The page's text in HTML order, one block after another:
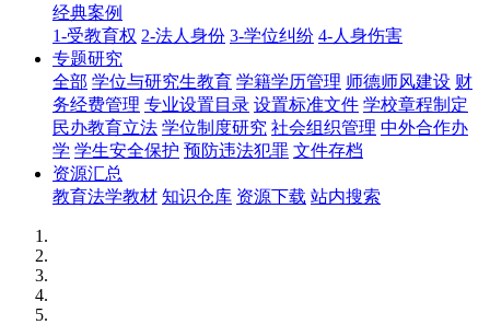
经典案例
1-受教育权 2-法人身份 3-学位纠纷 4-人身伤害
专题研究
全部 学位与研究生教育 学籍学历管理 师德师风建设 财
务经费管理 专业设置目录 设置标准文件 学校章程制定
民办教育立法 学位制度研究 社会组织管理 中外合作办
学 学生安全保护 预防违法犯罪 文件存档
资源汇总
教育法学教材 知识仓库 资源下载 站内搜索